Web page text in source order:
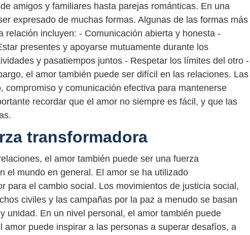
amigos y familiares hasta parejas románticas. En una
expresado de muchas formas. Algunas de las formas más
relación incluyen: - Comunicación abierta y honesta -
presentes y apoyarse mutuamente durante los
y pasatiempos juntos - Respetar los límites del otro -
el amor también puede ser difícil en las relaciones. Las
compromiso y comunicación efectiva para mantenerse
recordar que el amor no siempre es fácil, y que las
transformadora
el amor también puede ser una fuerza
el mundo en general. El amor se ha utilizado
para el cambio social. Los movimientos de justicia social,
civiles y las campañas por la paz a menudo se basan
unidad. En un nivel personal, el amor también puede
amor puede inspirar a las personas a superar desafíos, a